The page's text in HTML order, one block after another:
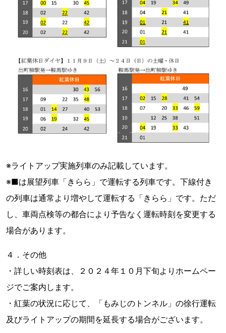
※ライトアップ実施列車のみ記載しています。
※■は展望列車「きらら」で運転する列車です。下線付き
の列車は通常より増やして運転する「きらら」です。ただ
し、車両点検等の都合により予告なく運転時刻を変更する
場合があります。
４．その他
・詳しい時刻表は、２０２４年１０月下旬よりホームペー
ジでご案内します。
・紅葉の状況に応じて、「もみじのトンネル」の徐行運転
及びライトアップの期間を延長する場合がございます。